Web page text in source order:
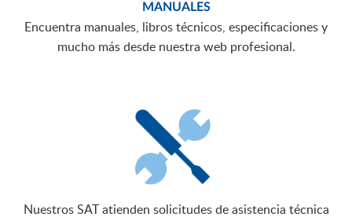
MANUALES
Encuentra manuales, libros técnicos, especificaciones y
mucho más desde nuestra web profesional.
Nuestros SAT atienden solicitudes de asistencia técnica